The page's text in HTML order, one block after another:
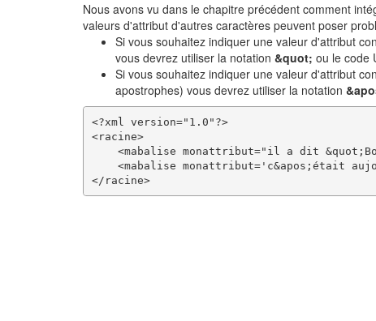
Nous avons vu dans le chapitre précédent comment
valeurs d'attribut d'autres caractères peuvent poser
Si vous souhaitez indiquer une valeur d'attribut
vous devrez utiliser la notation &quot; ou le code
Si vous souhaitez indiquer une valeur d'attribut
apostrophes) vous devrez utiliser la notation
<?xml version="1.0"?>
<racine>
<mabalise monattribut="il a dit
<mabalise monattribut='c&apos;était
</racine>